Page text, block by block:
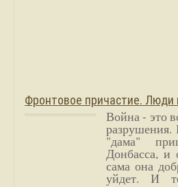
Фронтовое причастие. Люди
Война - это
разрушения.
"дама"
Донбасса, и
сама она
уйдет. И